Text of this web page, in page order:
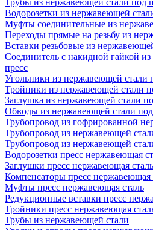
Водорозетки из нержавеющей
Муфты соединительные из
Переходы прямые на резьбу из
Вставки резьбовые из
Соединитель с накидной гайкой
пресс
Угольники из нержавеющей стали
Тройники из нержавеющей стали
Заглушка из нержавеющей стали
Обводы из нержавеющей стали под
Трубопровод из гофрированной
Трубопровод из нержавеющей
Трубопровод из нержавеющей
Водорозетки пресс нержавеющая
Заглушки пресс нержавеющая сталь
Компенсаторы пресс нержавеющая
Муфты пресс нержавеющая сталь
Редукционные вставки пресс
Тройники пресс нержавеющая
Трубы из нержавеющей стали